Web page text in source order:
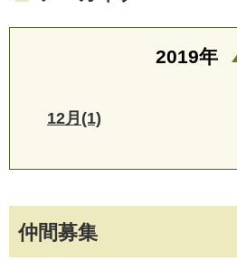
仲間募集
2019年
12月(1)